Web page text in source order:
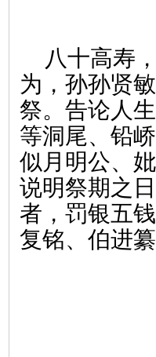
八十高寿，
为，孙孙贤
祭。告论人
等洞尾、铅
似月明公、
说明祭期之
者，罚银五
复铭、伯进